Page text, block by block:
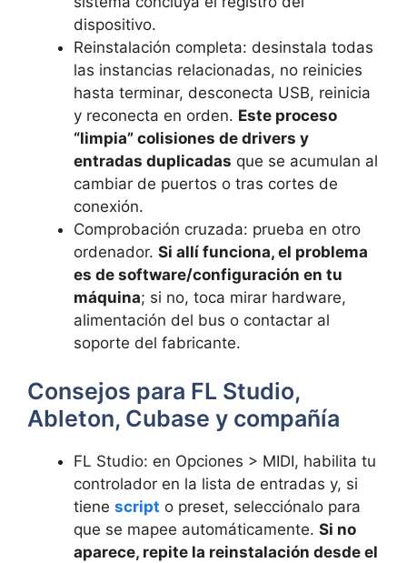
dispositivo.
Reinstalación completa: desinstala todas
las instancias relacionadas, no reinicies
hasta terminar, desconecta USB, reinicia
y reconecta en orden. Este proceso
“limpia” colisiones de drivers y
entradas duplicadas que se acumulan al
cambiar de puertos o tras cortes de
conexión.
Comprobación cruzada: prueba en otro
ordenador. Si allí funciona, el problema
es de software/configuración en tu
máquina; si no, toca mirar hardware,
alimentación del bus o contactar al
soporte del fabricante.
Consejos para FL Studio,
Ableton, Cubase y compañía
FL Studio: en Opciones > MIDI, habilita tu
controlador en la lista de entradas y, si
tiene script o preset, selecciónalo para
que se mapee automáticamente. Si no
aparece, repite la reinstalación desde el